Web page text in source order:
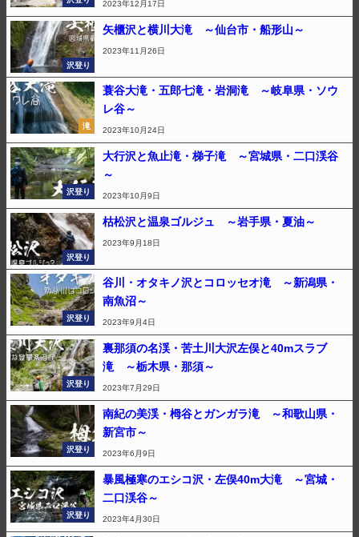
2023年12月17日
沢登り
矢櫃沢と横川大滝 ～仙台市・船形山～
2023年11月26日
滝
蓑谷大滝・五郎七滝・岩洞滝 ～岐阜県・ソウ
レ谷～
2023年10月24日
沢登り
大行沢と魚止滝・梯子滝 ～宮城県・二口渓谷
～
2023年10月9日
沢登り
枯松沢と温泉ゴルジュ ～岩手県・夏油～
2023年9月18日
沢登り
谷川・オタキノ沢とコロッセオ滝 ～新潟県・
南魚沼～
2023年9月4日
沢登り
裏那須の名渓・苦土川大沢左俣と40mスラブ
滝 ～栃木県・那須～
2023年7月29日
沢登り
南紀の美渓・栂谷とガンガラ滝 ～和歌山県・
新宮市～
2023年6月9日
沢登り
暴風極寒のエシコ沢・左俣40m大滝 ～宮城・
二口渓谷～
2023年4月30日